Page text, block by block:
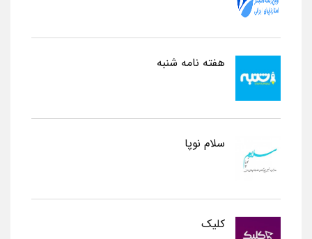
هفته نامه شنبه
سلام نوپا
کلیک